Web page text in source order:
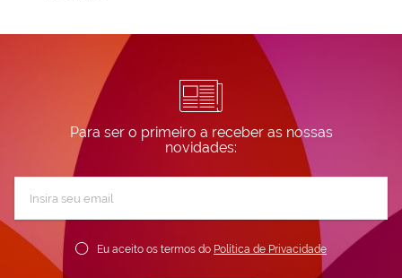
Para ser o primeiro a receber as nossas
novidades:
Newsletter:
Eu aceito os termos do Política de Privacidade